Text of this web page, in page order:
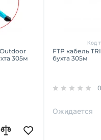
Outdoor
305м
Код
FTP кабель
бухта 305м
Ожидается